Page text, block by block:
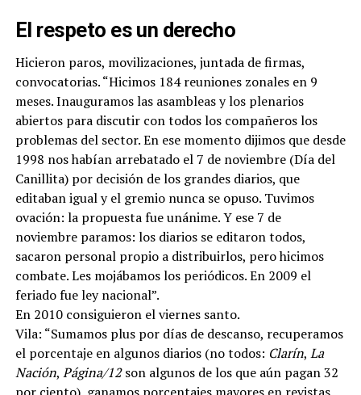
El respeto es un derecho
Hicieron paros, movilizaciones, juntada de firmas,
convocatorias. “Hicimos 184 reuniones zonales en 9
meses. Inauguramos las asambleas y los plenarios
abiertos para discutir con todos los compañeros los
problemas del sector. En ese momento dijimos que desde
1998 nos habían arrebatado el 7 de noviembre (Día del
Canillita) por decisión de los grandes diarios, que
editaban igual y el gremio nunca se opuso. Tuvimos
ovación: la propuesta fue unánime. Y ese 7 de
noviembre paramos: los diarios se editaron todos,
sacaron personal propio a distribuirlos, pero hicimos
combate. Les mojábamos los periódicos. En 2009 el
feriado fue ley nacional”.
En 2010 consiguieron el viernes santo.
Vila: “Sumamos plus por días de descanso, recuperamos
el porcentaje en algunos diarios (no todos: Clarín, La
Nación, Página/12son algunos de los que aún pagan 32